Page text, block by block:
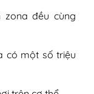
đều cùng
có một số triệu